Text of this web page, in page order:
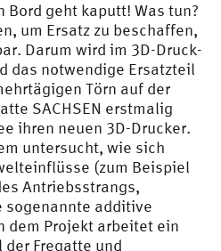
geht kaputt! Was tun?
um Ersatz zu beschaffen,
Darum wird im 3D-Druck-
das notwendige Ersatzteil
Törn auf der
SACHSEN erstmalig
ihren neuen 3D-Drucker.
untersucht, wie sich
(zum Beispiel
Antriebsstrangs,
sogenannte additive
dem Projekt arbeitet ein
der Fregatte und